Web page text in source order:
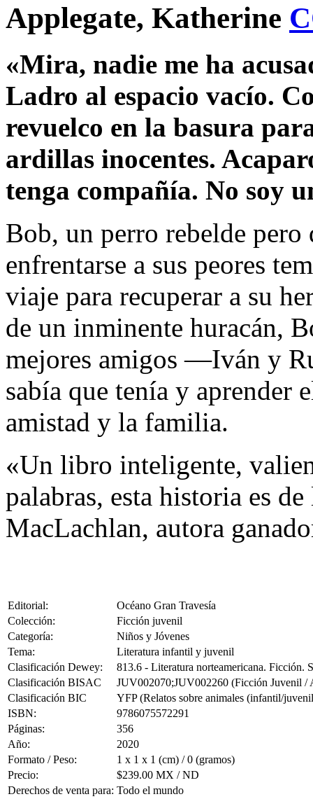
Applegate, Katherine
«Mira, nadie me ha
Ladro al espacio vacío.
revuelco en la basura
ardillas inocentes.
tenga compañía. No soy
Bob, un perro rebelde pero
enfrentarse a sus peores
viaje para recuperar a su
de un inminente huracán,
mejores amigos —Iván y
sabía que tenía y aprender
amistad y la familia.
«Un libro inteligente,
palabras, esta historia es
MacLachlan, autora
Editorial:
Océano Gran Travesía
Colección:
Ficción juvenil
Categoría:
Niños y Jóvenes
Tema:
Literatura infantil y juvenil
Clasificación Dewey:
813.6 - Literatura norteamericana. Ficción.
Clasificación BISAC
JUV002070;JUV002260 (Ficción Juvenil /
Clasificación BIC
YFP (Relatos sobre animales (infantil/
ISBN:
9786075572291
Páginas:
356
Año:
2020
Formato / Peso:
1 x 1 x 1 (cm) / 0 (gramos)
Precio:
$239.00 MX / ND
Derechos de venta para: Todo el mundo